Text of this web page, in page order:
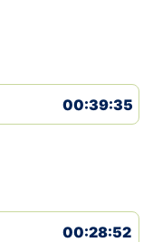
00:39:35
00:28:52